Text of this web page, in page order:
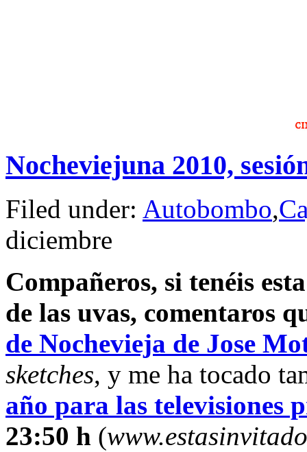
Nocheviejuna 2010,
Filed under: Autobombo,
diciembre
Compañeros, si tenéis
de las uvas, comentaros
de Nochevieja de Jose
sketches, y me ha tocado
año para las televisiones
23:50 h (